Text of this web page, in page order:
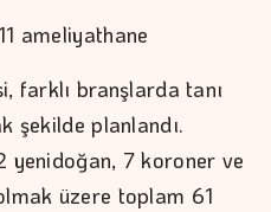
ameliyathane
farklı branşlarda tanı
şekilde planlandı.
yenidoğan, 7 koroner ve
üzere toplam 61